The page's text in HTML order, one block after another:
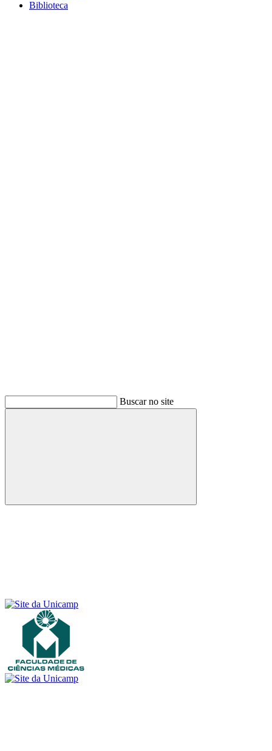
Biblioteca
Buscar no site
Buscar